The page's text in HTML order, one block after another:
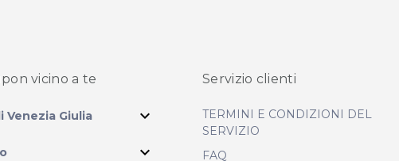
vicino a te
Venezia Giulia expand_more
expand_more
Servizio clienti
TERMINI E CONDIZIONI DEL
SERVIZIO
FAQ